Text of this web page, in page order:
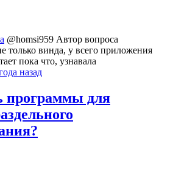
@homsi959 Автор вопроса
только винда, у всего приложения
пока что, узнавала
назад
программы для